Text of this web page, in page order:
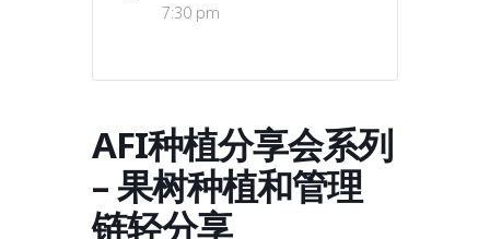
7:30 pm
AFI种植分享会系列
– 果树种植和管理
链轻分享